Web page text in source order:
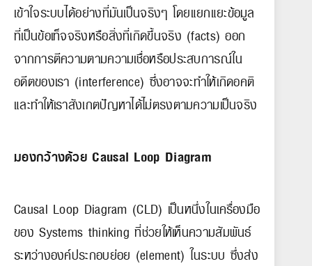
เข้าใจระบบได้อย่างที่มันเป็นจริงๆ โดยแยกแยะข้อมูล
ที่เป็นข้อเท็จจริงหรือสิ่งที่เกิดขึ้นจริง (facts) ออก
จากการตีความตามความเชื่อหรือประสบการณ์ใน
อดีตของเรา (interference) ซึ่งอาจจะทำให้เกิดอคติ
และทำให้เราสังเกตปัญหาได้ไม่ตรงตามความเป็นจริง
มองกว้างด้วย Causal Loop Diagram
Causal Loop Diagram (CLD) เป็นหนึ่งในเครื่องมือ
ของ Systems thinking ที่ช่วยให้เห็นความสัมพันธ์
ระหว่างองค์ประกอบย่อย (element) ในระบบ ซึ่งส่ง